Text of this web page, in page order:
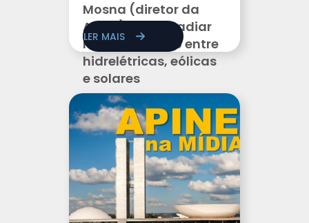
Mosna (diretor da
Aneel) propõe adiar
rateio conjunto entre
hidrelétricas, eólicas
e solares
LER MAIS